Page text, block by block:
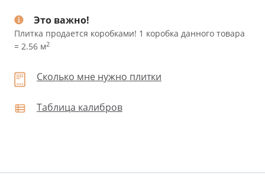
Это важно!
Плитка продается коробками! 1 коробка данного товара
= 2.56 м2
Сколько мне нужно плитки
Таблица калибров